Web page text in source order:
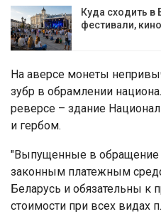
Куда сходить в
фестивали,
На аверсе монеты
зубр в обрамлении
реверсе – здание
и гербом.
"Выпущенные в обращение
законным платежным
Беларусь и обязательны к
стоимости при всех видах